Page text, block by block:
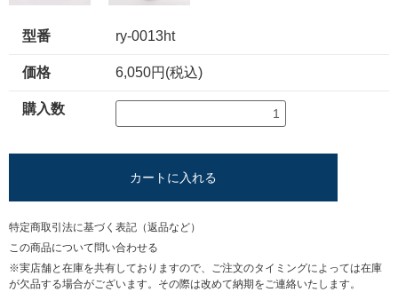
型番 ry-0013ht
価格 6,050円(税込)
購入数
カートに入れる
特定商取引法に基づく表記（返品など）
この商品について問い合わせる
※実店舗と在庫を共有しておりますので、ご注文のタイミングによっては在庫
が欠品する場合がございます。その際は改めて納期をご連絡いたします。